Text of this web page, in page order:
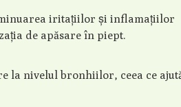
iritațiilor și inflamațiilor
de apăsare în piept.
la nivelul bronhiilor, ceea ce